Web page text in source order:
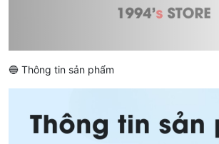
🔵 Thông tin sản phẩm